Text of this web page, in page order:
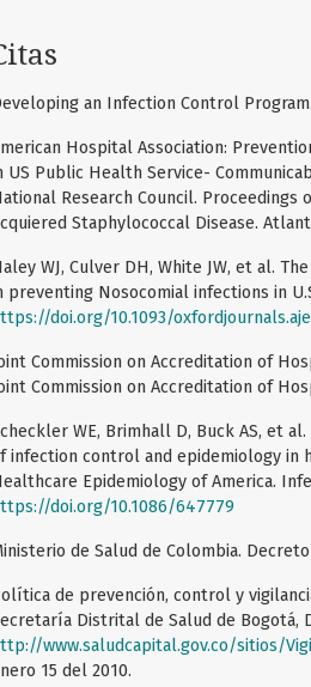
an Infection Control
Hospital Association:
US Public Health Service-
Research Council.
Staphylococcal Disease.
WJ, Culver DH, White JW, et al.
preventing Nosocomial infections in
doi.org/10.1093/
Commission on Accreditation of
Commission on Accreditation of
WE, Brimhall D, Buck AS, et
infection control and epidemiology in
Epidemiology of America.
doi.org/10.1086/647779
de Salud de Colombia.
de prevención, control y
Distrital de Salud de Bogotá,
www.saludcapital.gov.co/sitios/
15 del 2010.